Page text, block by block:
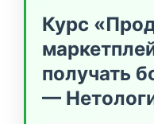
Курс
получать
—